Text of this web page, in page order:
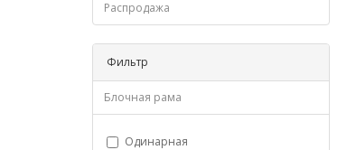
Распродажа
Фильтр
Блочная рама
Одинарная